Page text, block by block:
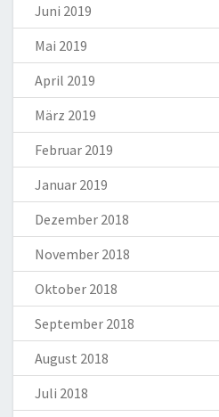
Juni 2019
Mai 2019
April 2019
März 2019
Februar 2019
Januar 2019
Dezember 2018
November 2018
Oktober 2018
September 2018
August 2018
Juli 2018